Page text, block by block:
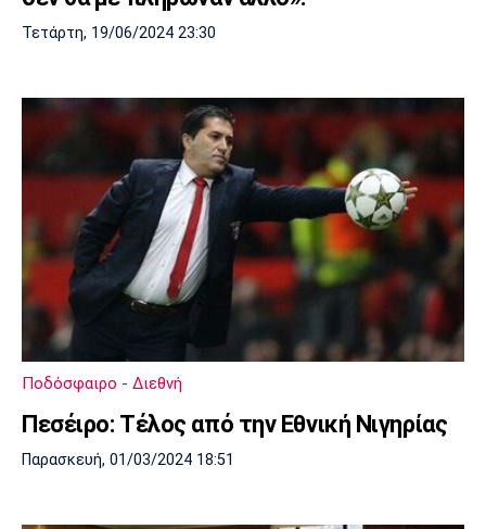
Τετάρτη, 19/06/2024 23:30
Ποδόσφαιρο - Διεθνή
Πεσέιρο: Τέλος από την Εθνική Νιγηρίας
Παρασκευή, 01/03/2024 18:51